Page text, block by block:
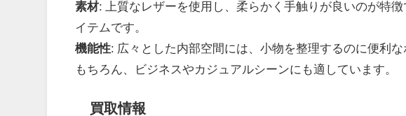
素材: 上質なレザーを使用し、柔らかく手触りが良いのが特
イテムです。
機能性: 広々とした内部空間には、小物を整理するのに便利
もちろん、ビジネスやカジュアルシーンにも適しています。
買取情報